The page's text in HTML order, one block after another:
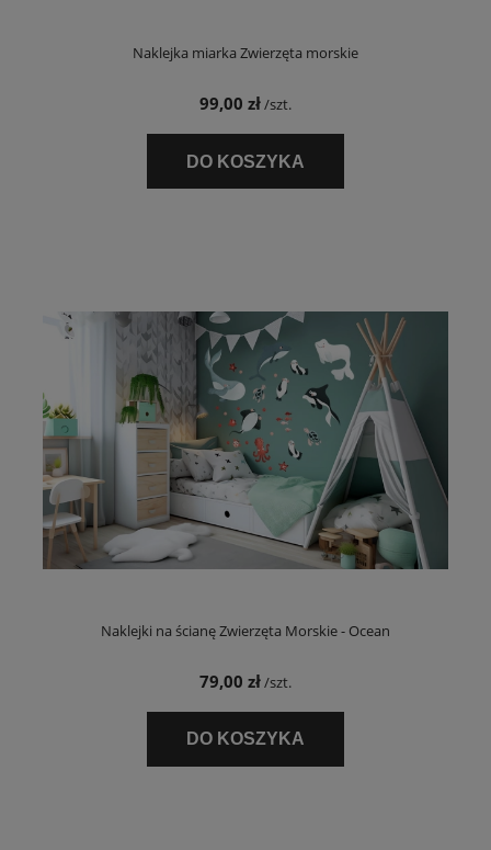
Naklejka miarka Zwierzęta morskie
99,00 zł/szt.
DO KOSZYKA
Naklejki na ścianę Zwierzęta Morskie - Ocean
79,00 zł/szt.
DO KOSZYKA